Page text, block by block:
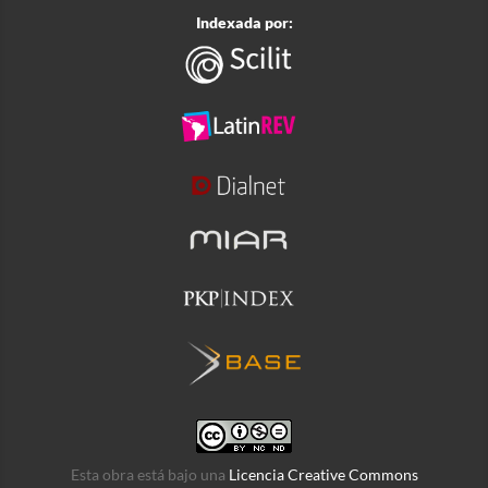
Indexada por:
Esta obra está bajo una Licencia Creative Commons